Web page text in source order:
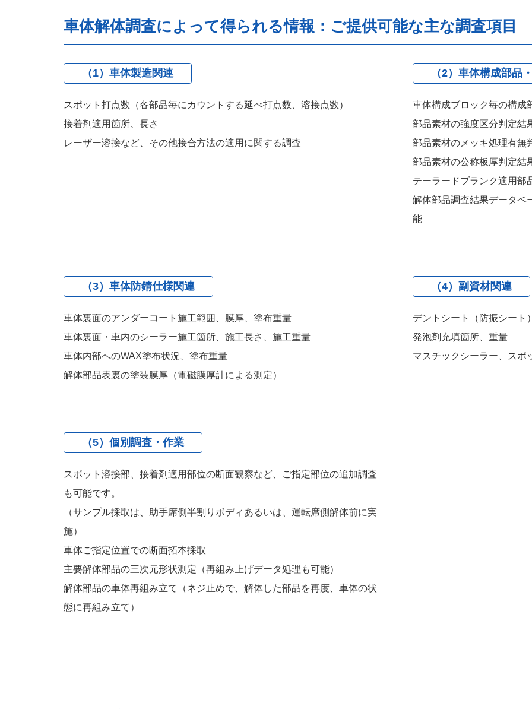
車体解体調査によって得られる情報：ご提供可能な主な調査項目
（1）車体製造関連
スポット打点数（各部品毎にカウントする延べ打点数、溶接点数）
接着剤適用箇所、長さ
レーザー溶接など、その他接合方法の適用に関する調査
（2）車体構成部品
車体構成ブロック毎の構成
部品素材の強度区分判定結
部品素材のメッキ処理有無
部品素材の公称板厚判定結
テーラードブランク適用部
解体部品調査結果データベ
能
（3）車体防錆仕様関連
車体裏面のアンダーコート施工範囲、膜厚、塗布重量
車体裏面・車内のシーラー施工箇所、施工長さ、施工重量
車体内部へのWAX塗布状況、塗布重量
解体部品表裏の塗装膜厚（電磁膜厚計による測定）
（4）副資材関連
デントシート（防振シート
発泡剤充填箇所、重量
マスチックシーラー、スポ
（5）個別調査・作業
スポット溶接部、接着剤適用部位の断面観察など、ご指定部位の追加調査
も可能です。
（サンプル採取は、助手席側半割りボディあるいは、運転席側解体前に実
施）
車体ご指定位置での断面拓本採取
主要解体部品の三次元形状測定（再組み上げデータ処理も可能）
解体部品の車体再組み立て（ネジ止めで、解体した部品を再度、車体の状
態に再組み立て）